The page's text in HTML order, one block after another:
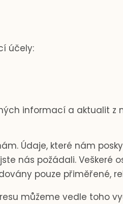
účely:
informací a aktualit z
Údaje, které nám
nás požádali. Veškeré
pouze přiměřené,
můžeme vedle toho